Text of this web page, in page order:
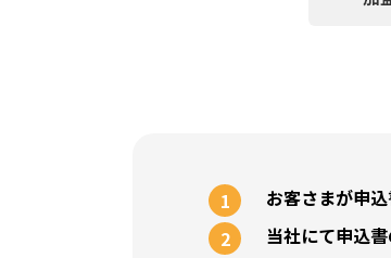
1
お客さまが申
2
当社にて申込